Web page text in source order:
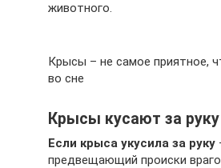
животного.
Крысы – не самое приятное,
во сне
Крысы кусают за руку
Если крыса укусила за руку
предвещающий происки